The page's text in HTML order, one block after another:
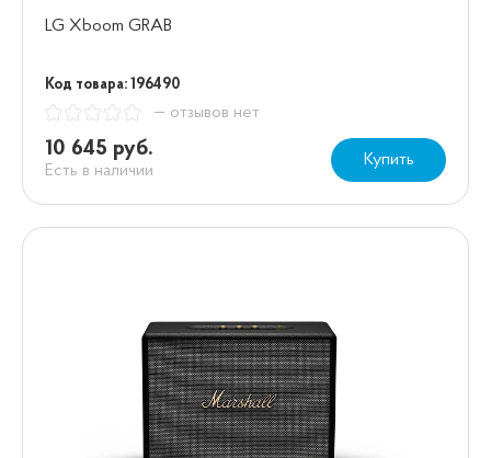
LG Xboom GRAB
Код товара: 196490
— отзывов нет
10 645 руб.
Есть в наличии
Купить